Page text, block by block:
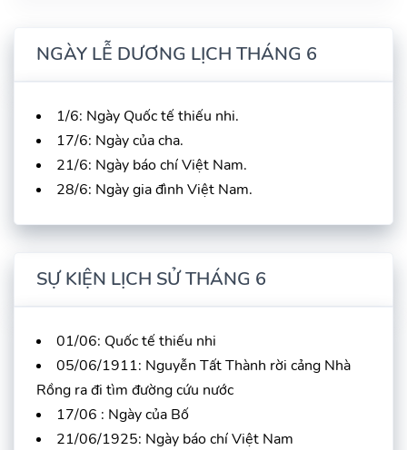
NGÀY LỄ DƯƠNG LỊCH THÁNG 6
1/6: Ngày Quốc tế thiếu nhi.
17/6: Ngày của cha.
21/6: Ngày báo chí Việt Nam.
28/6: Ngày gia đình Việt Nam.
SỰ KIỆN LỊCH SỬ THÁNG 6
01/06: Quốc tế thiếu nhi
05/06/1911: Nguyễn Tất Thành rời cảng Nhà
Rồng ra đi tìm đường cứu nước
17/06 : Ngày của Bố
21/06/1925: Ngày báo chí Việt Nam